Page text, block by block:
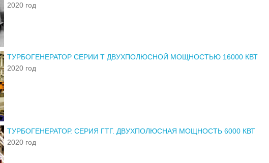
2020 год
ТУРБОГЕНЕРАТОР СЕРИИ Т ДВУХПОЛЮСНОЙ МОЩНОСТЬЮ 16000 КВТ
2020 год
ТУРБОГЕНЕРАТОР. СЕРИЯ ГТГ. ДВУХПОЛЮСНАЯ МОЩНОСТЬ 6000 КВТ
2020 год